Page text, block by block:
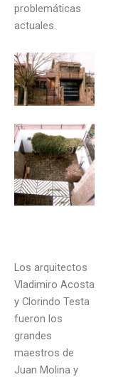
problemáticas
actuales.
Los arquitectos
Vladimiro Acosta
y Clorindo Testa
fueron los
grandes
maestros de
Juan Molina y